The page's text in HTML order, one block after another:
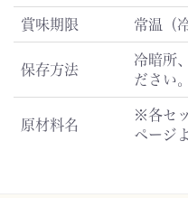
賞味期限 常温（
保存方法
冷暗所
ださい。
原材料名
※各セ
ページ